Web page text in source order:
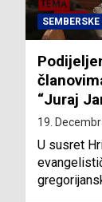
“Juraj
19.
U susret